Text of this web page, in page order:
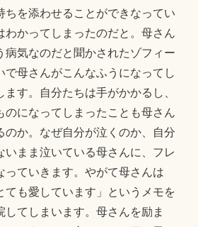
ちを添わせることができなってい
わかってしまったのだと。母さん
病気なのだと聞かされたゾフィー
で母さんがこんなふうになってし
ます。自分たちは手がかかるし、
のになってしまったことも母さん
のか。なぜ自分が泣くのか、自分
いまま泣いている母さんに、フレ
っていきます。やがて母さんは
ても愛しています」というメモを
してしまいます。母さんを励ま